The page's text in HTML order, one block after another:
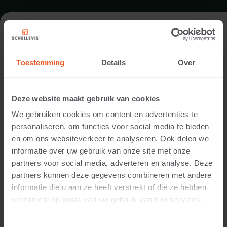
Toestemming Details Over
Deze website maakt gebruik van cookies
We gebruiken cookies om content en advertenties te
personaliseren, om functies voor social media te bieden
en om ons websiteverkeer te analyseren. Ook delen we
informatie over uw gebruik van onze site met onze
partners voor social media, adverteren en analyse. Deze
partners kunnen deze gegevens combineren met andere
informatie die u aan ze heeft verstrekt of die ze hebben
verzameld op basis van uw gebruik van hun services.
SWIMMING POOL IN GEMONDE
Garden designer:
Installed by:
Blommeij groenprojecten
Location:
Gemonde
Application:
Swimming Pool
Photography:
Cees Rijnen
Products: